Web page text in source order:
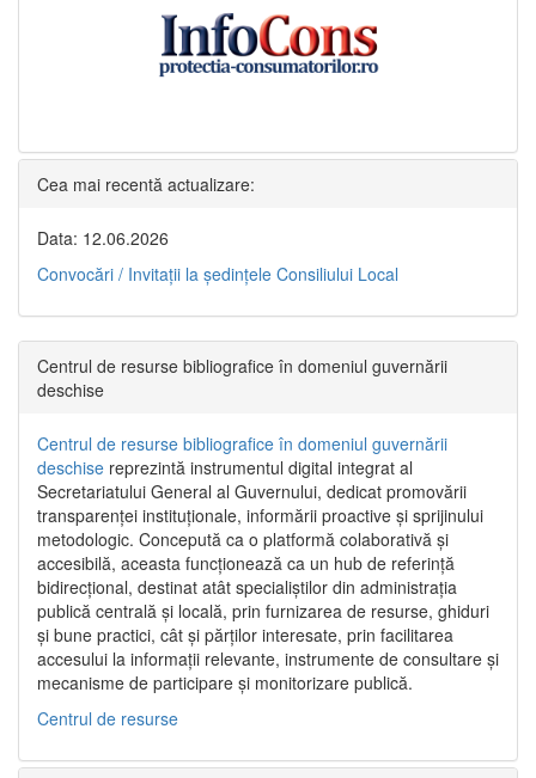
Cea mai recentă actualizare:
Data: 12.06.2026
Convocări / Invitaţii la şedinţele Consiliului Local
Centrul de resurse bibliografice în domeniul guvernării
deschise
Centrul de resurse bibliografice în domeniul guvernării
deschise reprezintă instrumentul digital integrat al
Secretariatului General al Guvernului, dedicat promovării
transparenței instituționale, informării proactive și sprijinului
metodologic. Concepută ca o platformă colaborativă și
accesibilă, aceasta funcționează ca un hub de referință
bidirecțional, destinat atât specialiștilor din administrația
publică centrală și locală, prin furnizarea de resurse, ghiduri
și bune practici, cât și părților interesate, prin facilitarea
accesului la informații relevante, instrumente de consultare și
mecanisme de participare și monitorizare publică.
Centrul de resurse